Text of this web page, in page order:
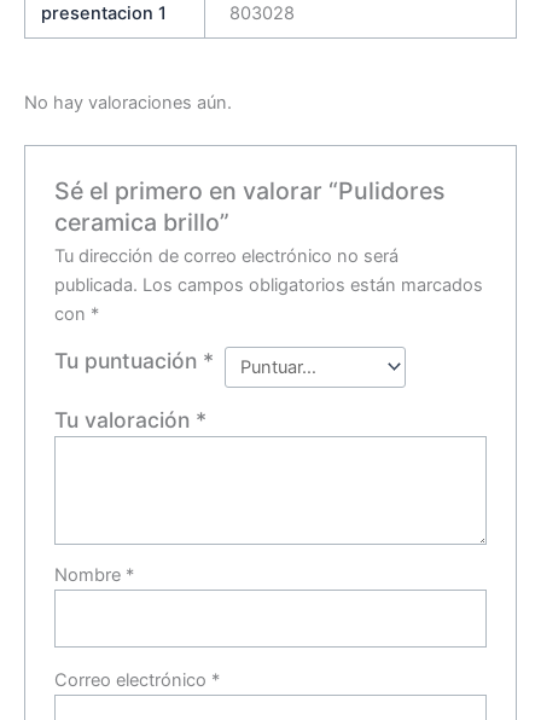
presentacion 1 803028
No hay valoraciones aún.
Sé el primero en valorar “Pulidores
ceramica brillo”
Tu dirección de correo electrónico no será
publicada. Los campos obligatorios están marcados
con *
Tu puntuación *
Tu valoración *
Nombre *
Correo electrónico *